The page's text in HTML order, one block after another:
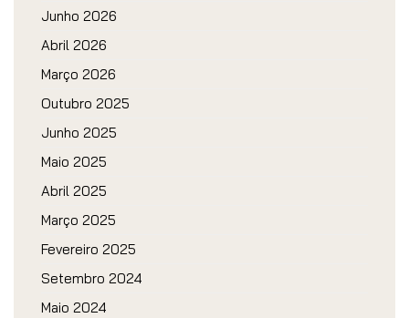
Junho 2026
Abril 2026
Março 2026
Outubro 2025
Junho 2025
Maio 2025
Abril 2025
Março 2025
Fevereiro 2025
Setembro 2024
Maio 2024